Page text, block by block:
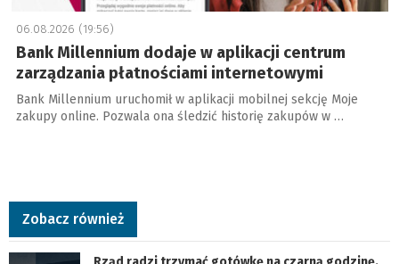
06.08.2026 (19:56)
Bank Millennium dodaje w aplikacji centrum
zarządzania płatnościami internetowymi
Bank Millennium uruchomił w aplikacji mobilnej sekcję Moje
zakupy online. Pozwala ona śledzić historię zakupów w …
Zobacz również